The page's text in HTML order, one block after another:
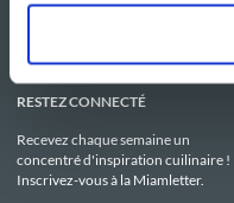
Boutique
RESTEZ CONNECTÉ
Recevez chaque semaine un
concentré d'inspiration cuilinaire !
Inscrivez-vous à la Miamletter.